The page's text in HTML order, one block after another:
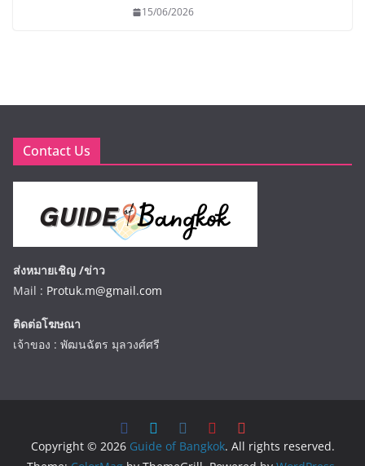
15/06/2026
Contact Us
ส่งหมายเชิญ /ข่าว
Mail : Protuk.m@gmail.com
ติดต่อโฆษณา
เจ้าของ : พัฒนฉัตร มุลวงศ์ศรี
Copyright © 2026 Guide of Bangkok. All rights reserved.